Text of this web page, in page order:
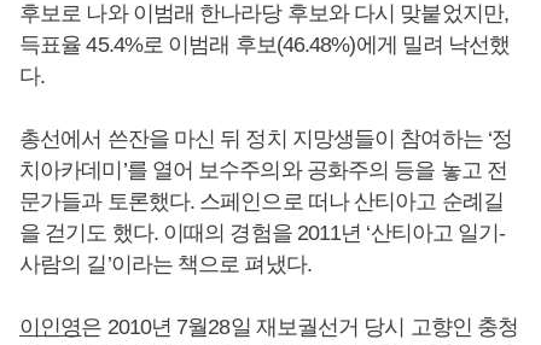
후보로 나와 이범래 한나라당 후보와 다시 맞붙었지만,
득표율 45.4%로 이범래 후보(46.48%)에게 밀려 낙선했
다.
총선에서 쓴잔을 마신 뒤 정치 지망생들이 참여하는 ‘정
치아카데미’를 열어 보수주의와 공화주의 등을 놓고 전
문가들과 토론했다. 스페인으로 떠나 산티아고 순례길
을 걷기도 했다. 이때의 경험을 2011년 ‘산티아고 일기-
사람의 길’이라는 책으로 펴냈다.
이인영은 2010년 7월28일 재보궐선거 당시 고향인 충청